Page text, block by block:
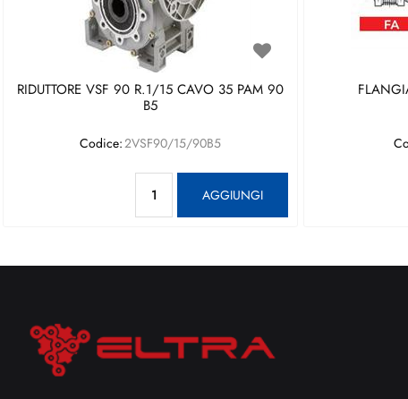
RIDUTTORE VSF 90 R.1/15 CAVO 35 PAM 90
B5
Codice:2VSF90/15/90B5
AGGIUNGI